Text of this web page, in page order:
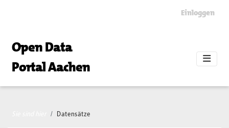
Einloggen
Open Data
Portal Aachen
Datensätze